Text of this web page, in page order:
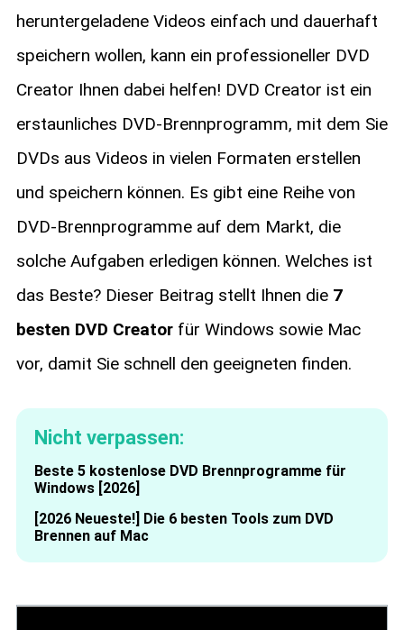
heruntergeladene Videos einfach und dauerhaft
speichern wollen, kann ein professioneller DVD
Creator Ihnen dabei helfen! DVD Creator ist ein
erstaunliches DVD-Brennprogramm, mit dem Sie
DVDs aus Videos in vielen Formaten erstellen
und speichern können. Es gibt eine Reihe von
DVD-Brennprogramme auf dem Markt, die
solche Aufgaben erledigen können. Welches ist
das Beste? Dieser Beitrag stellt Ihnen die 7
besten DVD Creatorfür Windows sowie Mac
vor, damit Sie schnell den geeigneten finden.
Nicht verpassen:
Beste 5 kostenlose DVD Brennprogramme für
Windows [2026]
[2026 Neueste!] Die 6 besten Tools zum DVD
Brennen auf Mac